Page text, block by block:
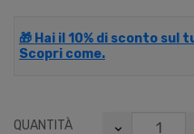
🎁 Hai il 10% di sconto sul
Scopri come.
QUANTITÀ